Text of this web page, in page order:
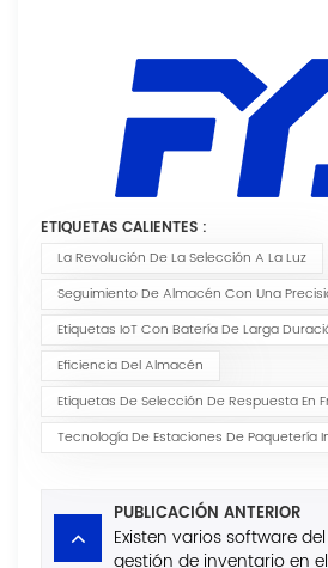
ETIQUETAS CALIENTES :
La Revolución De La Selección A La Luz
Seguimiento De Almacén Con Una
Etiquetas IoT Con Batería De Larga
Eficiencia Del Almacén
Etiquetas De Selección De Respuesta En
Tecnología De Estaciones De Paquetería
PUBLICACIÓN ANTERIOR
Existen varios software
gestión de inventario en